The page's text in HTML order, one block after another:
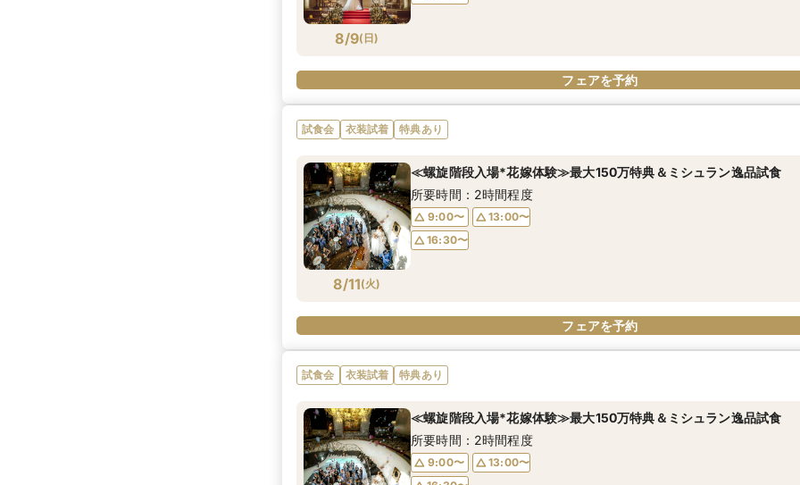
8/9( 日)
フェアを予約
試食会 衣装試着 特典あり
8/11(火)
≪螺旋階段入場*花嫁体験≫最大150万特典＆ミシュラン逸品試食
所要時間：2時間程度
9:00〜
13:00〜
16:30〜
フェアを予約
試食会 衣装試着 特典あり
≪螺旋階段入場*花嫁体験≫最大150万特典＆ミシュラン逸品試食
所要時間：2時間程度
9:00〜
13:00〜